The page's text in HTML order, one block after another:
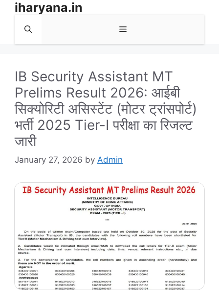
Skip
content
iharyana.in
Menu
IB Security Assistant MT
Prelims Result 2026: आईबी
सिक्योरिटी असिस्टेंट (मोटर ट्रांसपोर्ट)
भर्ती 2025 Tier-I परीक्षा का रिजल्ट
जारी
January 27, 2026 by Admin